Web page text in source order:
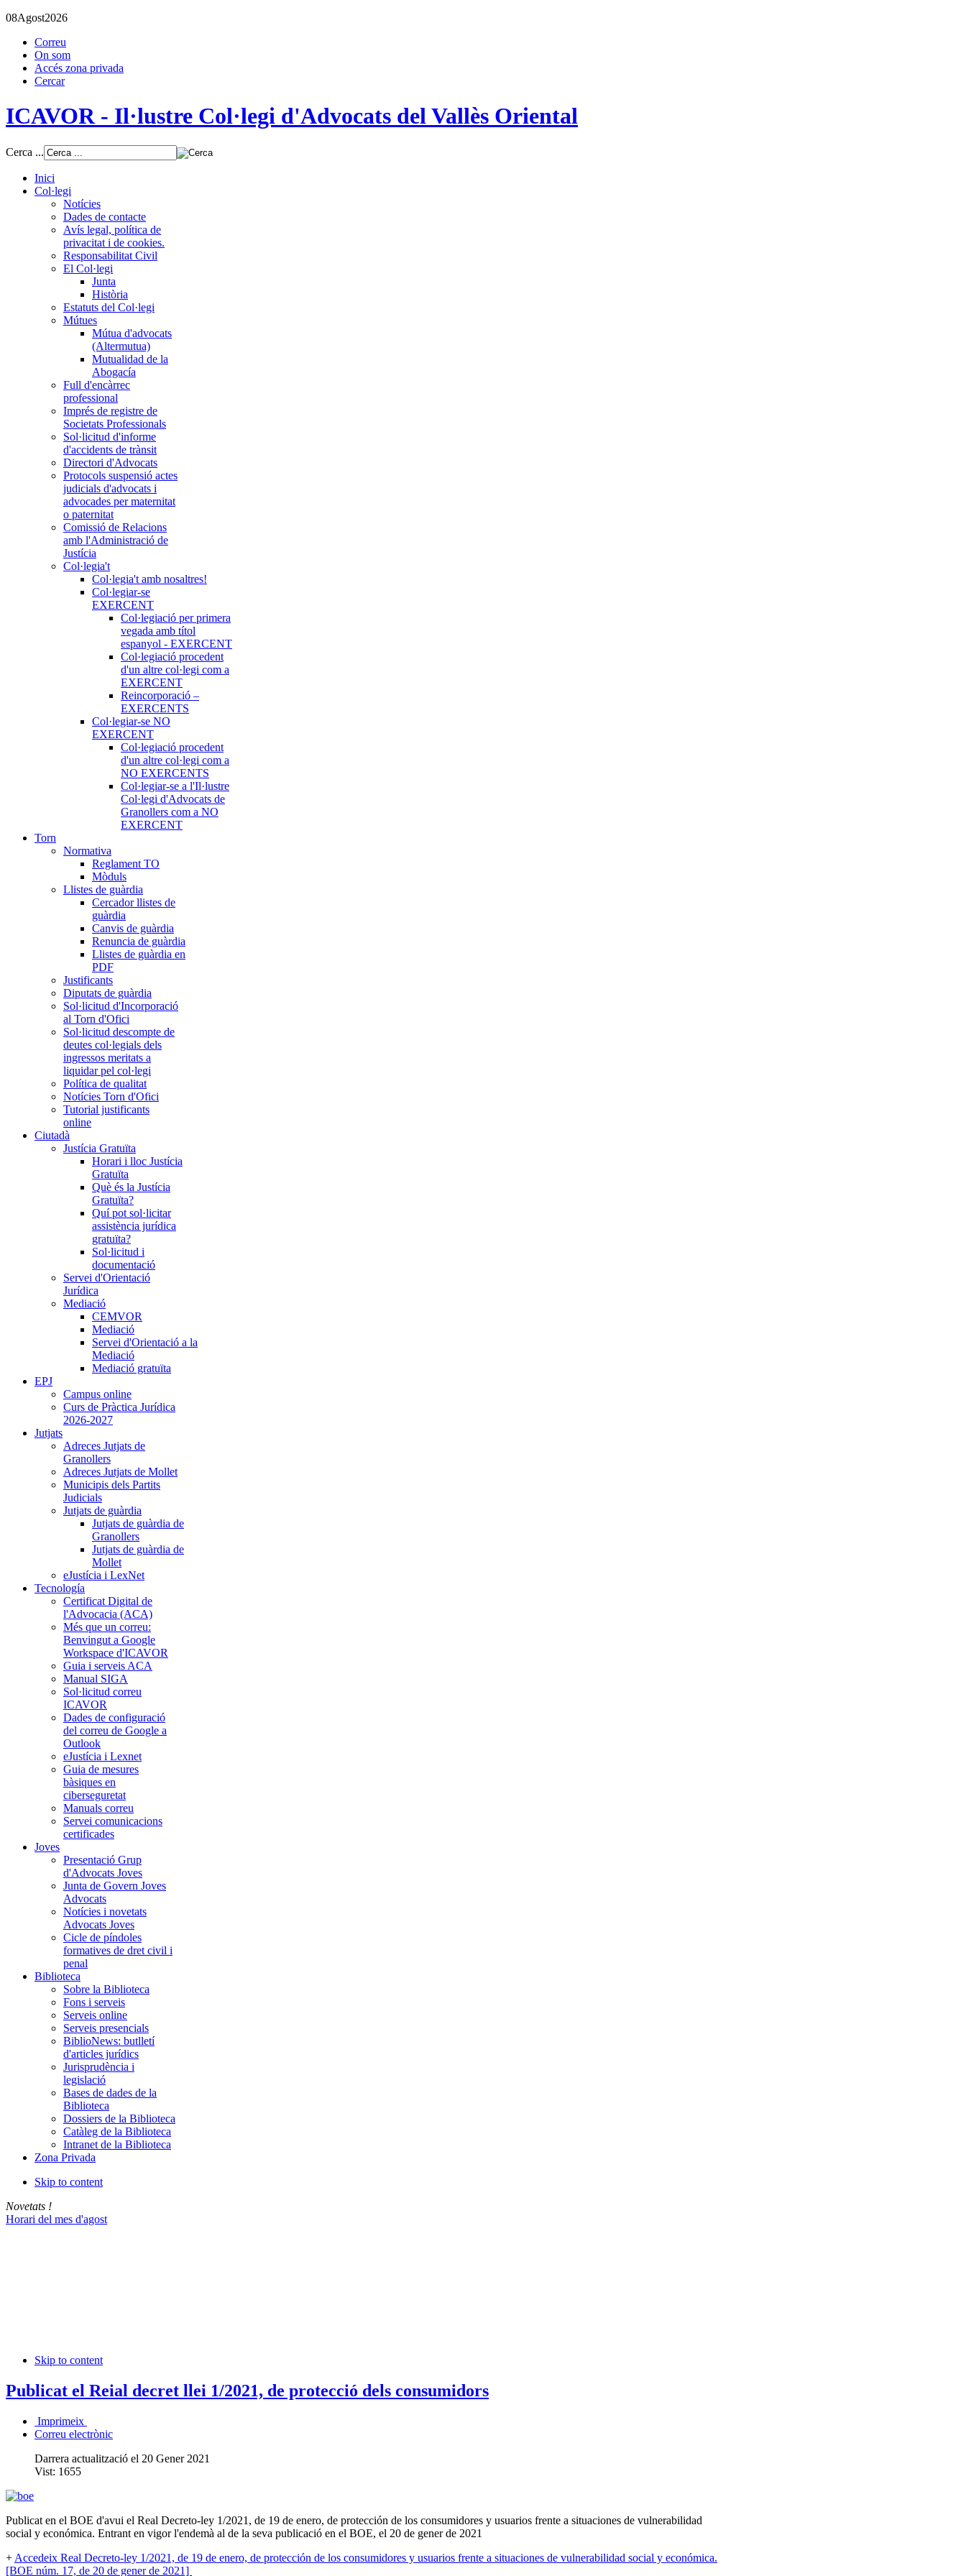
08Agost2026
Correu
On som
Accés zona privada
Cercar
ICAVOR - Il·lustre Col·legi d'Advocats del Vallès Oriental
Cerca ...
Inici
Col·legi
Notícies
Dades de contacte
Avís legal, política de
privacitat i de cookies.
Responsabilitat Civil
El Col·legi
Junta
Història
Estatuts del Col·legi
Mútues
Mútua d'advocats
(Altermutua)
Mutualidad de la
Abogacía
Full d'encàrrec
professional
Imprés de registre de
Societats Professionals
Sol·licitud d'informe
d'accidents de trànsit
Directori d'Advocats
Protocols suspensió actes
judicials d'advocats i
advocades per maternitat
o paternitat
Comissió de Relacions
amb l'Administració de
Justícia
Col·legia't
Col·legia't amb nosaltres!
Col·legiar-se
EXERCENT
Col·legiació per primera
vegada amb títol
espanyol - EXERCENT
Col·legiació procedent
d'un altre col·legi com a
EXERCENT
Reincorporació –
EXERCENTS
Col·legiar-se NO
EXERCENT
Col·legiació procedent
d'un altre col·legi com a
NO EXERCENTS
Col·legiar-se a l'Il·lustre
Col·legi d'Advocats de
Granollers com a NO
EXERCENT
Torn
Normativa
Reglament TO
Mòduls
Llistes de guàrdia
Cercador llistes de
guàrdia
Canvis de guàrdia
Renuncia de guàrdia
Llistes de guàrdia en
PDF
Justificants
Diputats de guàrdia
Sol·licitud d'Incorporació
al Torn d'Ofici
Sol·licitud descompte de
deutes col·legials dels
ingressos meritats a
liquidar pel col·legi
Política de qualitat
Notícies Torn d'Ofici
Tutorial justificants
online
Ciutadà
Justícia Gratuïta
Horari i lloc Justícia
Gratuïta
Què és la Justícia
Gratuïta?
Quí pot sol·licitar
assistència jurídica
gratuïta?
Sol·licitud i
documentació
Servei d'Orientació
Jurídica
Mediació
CEMVOR
Mediació
Servei d'Orientació a la
Mediació
Mediació gratuïta
EPJ
Campus online
Curs de Pràctica Jurídica
2026-2027
Jutjats
Adreces Jutjats de
Granollers
Adreces Jutjats de Mollet
Municipis dels Partits
Judicials
Jutjats de guàrdia
Jutjats de guàrdia de
Granollers
Jutjats de guàrdia de
Mollet
eJustícia i LexNet
Tecnología
Certificat Digital de
l'Advocacia (ACA)
Més que un correu:
Benvingut a Google
Workspace d'ICAVOR
Guia i serveis ACA
Manual SIGA
Sol·licitud correu
ICAVOR
Dades de configuració
del correu de Google a
Outlook
eJustícia i Lexnet
Guia de mesures
bàsiques en
ciberseguretat
Manuals correu
Servei comunicacions
certificades
Joves
Presentació Grup
d'Advocats Joves
Junta de Govern Joves
Advocats
Notícies i novetats
Advocats Joves
Cicle de píndoles
formatives de dret civil i
penal
Biblioteca
Sobre la Biblioteca
Fons i serveis
Serveis online
Serveis presencials
BiblioNews: butlletí
d'articles jurídics
Jurisprudència i
legislació
Bases de dades de la
Biblioteca
Dossiers de la Biblioteca
Catàleg de la Biblioteca
Intranet de la Biblioteca
Zona Privada
Skip to content
Novetats !
Horari del mes d'agost
Skip to content
Publicat el Reial decret llei 1/2021, de protecció dels consumidors
Imprimeix
Correu electrònic
Darrera actualització el 20 Gener 2021
Vist: 1655
Publicat en el BOE d'avui el Real Decreto-ley 1/2021, de 19 de enero, de protección de los consumidores y usuarios frente a situaciones de vulnerabilidad
social y económica. Entrant en vigor l'endemà al de la seva publicació en el BOE, el 20 de gener de 2021
+ Accedeix Real Decreto-ley 1/2021, de 19 de enero, de protección de los consumidores y usuarios frente a situaciones de vulnerabilidad social y económica.
[BOE núm. 17, de 20 de gener de 2021]